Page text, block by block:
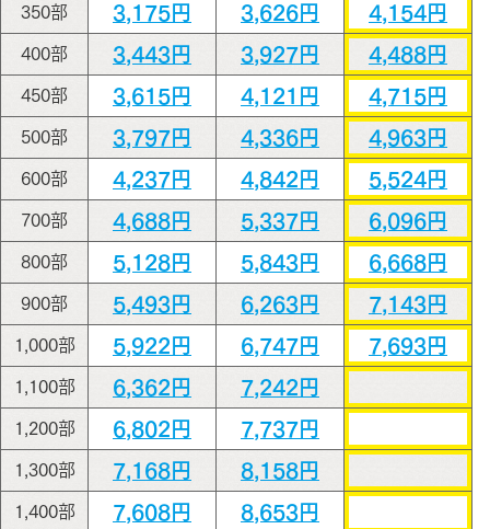
350部 3,175円 3,626円 4,154円
400部 3,443円 3,927円 4,488円
450部 3,615円 4,121円 4,715円
500部 3,797円 4,336円 4,963円
600部 4,237円 4,842円 5,524円
700部 4,688円 5,337円 6,096円
800部 5,128円 5,843円 6,668円
900部 5,493円 6,263円 7,143円
1,000部 5,922円 6,747円 7,693円
1,100部 6,362円 7,242円
1,200部 6,802円 7,737円
1,300部 7,168円 8,158円
1,400部 7,608円 8,653円